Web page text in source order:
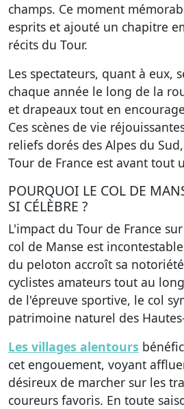
champs. Ce moment
esprits et ajouté un chapitre
récits du Tour.
Les spectateurs, quant à eux,
chaque année le long de la
et drapeaux tout en
Ces scènes de vie
reliefs dorés des Alpes du
Tour de France est avant tout
POURQUOI LE COL DE
SI CÉLÈBRE ?
L'impact du Tour de France
col de Manse est
du peloton accroît sa
cyclistes amateurs tout au
de l'épreuve sportive, le col
patrimoine naturel des
Les villages alentours
cet engouement, voyant
désireux de marcher sur les
coureurs favoris. En toute